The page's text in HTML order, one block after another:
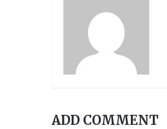
ADD COMMENT